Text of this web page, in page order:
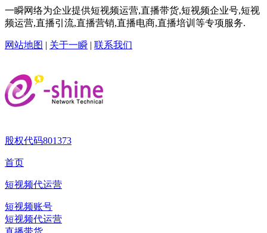
一瞬网络为企业提供短视频运营,直播带货,短视频企业号,短视
频运营,直播引流,直播营销,直播电商,直播培训等专项服务.
网站地图 | 关于一瞬 | 联系我们
股权代码801373
首页
短视频代运营
短视频账号
短视频代运营